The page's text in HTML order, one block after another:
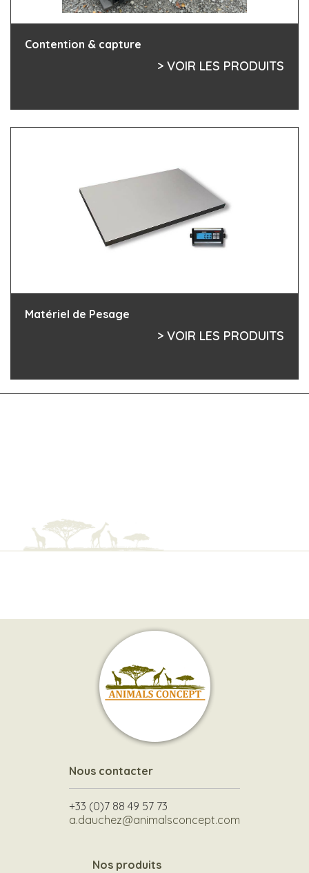
Contention & capture
> VOIR LES PRODUITS
Matériel de Pesage
> VOIR LES PRODUITS
Nous contacter
+33 (0)7 88 49 57 73
a.dauchez@animalsconcept.com
Nos produits